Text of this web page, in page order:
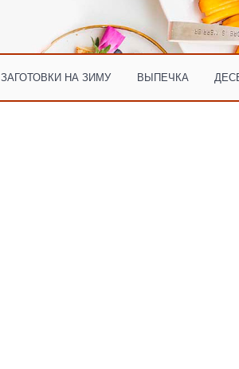
ЗАГОТОВКИ НА ЗИМУ ВЫПЕЧКА